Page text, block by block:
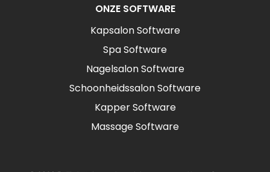
ONZE SOFTWARE
Kapsalon Software
Spa Software
Nagelsalon Software
Schoonheidssalon Software
Kapper Software
Massage Software